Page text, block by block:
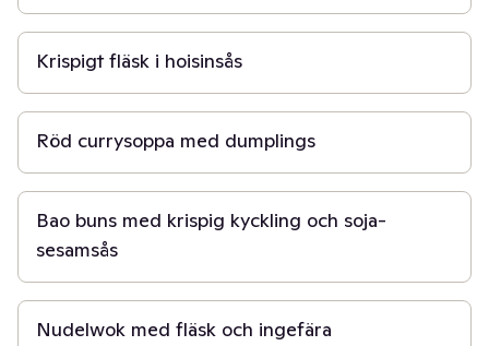
40 min
Krispigt fläsk i hoisinsås
20 min
Röd currysoppa med dumplings
40 min
Bao buns med krispig kyckling och soja-
sesamsås
20 min
Nudelwok med fläsk och ingefära